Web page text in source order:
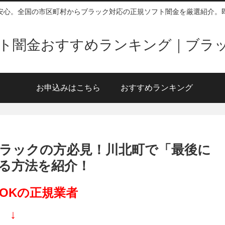
。全国の市区町村からブラック対応の正規ソフト闇金を厳選紹介
闇金おすすめランキング｜ブラ
お申込みはこちら おすすめランキング
ックの方必見！川北町で「最後に
方法を紹介！
の正規業者
↓